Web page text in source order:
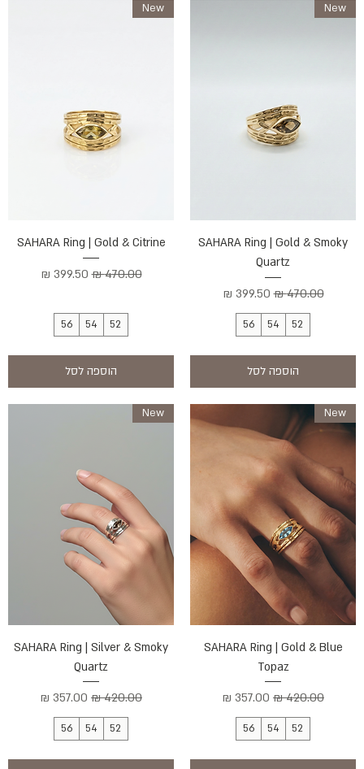
New
SAHARA Ring | Gold & Smoky
Quartz
מחיר רגיל‏470.00 ‏₪ מחיר מבצע
52
54
56
הוספה לסל
New
SAHARA Ring | Gold & Citrine
מחיר רגיל‏470.00 ‏₪ מחיר מבצע
52
54
56
הוספה לסל
New
SAHARA Ring | Gold & Blue
Topaz
מחיר רגיל
מחיר מבצע
52
54
56
New
SAHARA Ring | Silver & Smoky
Quartz
מחיר רגיל
מחיר מבצע
52
54
56